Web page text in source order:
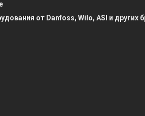
от Danfoss, Wilo, ASI и